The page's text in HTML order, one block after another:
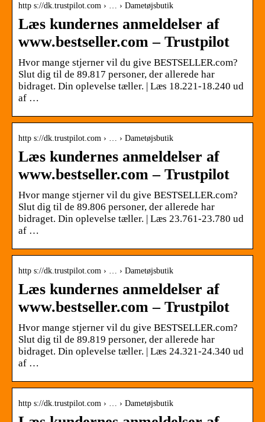
http s://dk.trustpilot.com › … › Dametøjsbutik
Læs kundernes anmeldelser af
www.bestseller.com – Trustpilot
Hvor mange stjerner vil du give BESTSELLER.com?
Slut dig til de 89.817 personer, der allerede har
bidraget. Din oplevelse tæller. | Læs 18.221-18.240 ud
af …
http s://dk.trustpilot.com › … › Dametøjsbutik
Læs kundernes anmeldelser af
www.bestseller.com – Trustpilot
Hvor mange stjerner vil du give BESTSELLER.com?
Slut dig til de 89.806 personer, der allerede har
bidraget. Din oplevelse tæller. | Læs 23.761-23.780 ud
af …
http s://dk.trustpilot.com › … › Dametøjsbutik
Læs kundernes anmeldelser af
www.bestseller.com – Trustpilot
Hvor mange stjerner vil du give BESTSELLER.com?
Slut dig til de 89.819 personer, der allerede har
bidraget. Din oplevelse tæller. | Læs 24.321-24.340 ud
af …
http s://dk.trustpilot.com › … › Dametøjsbutik